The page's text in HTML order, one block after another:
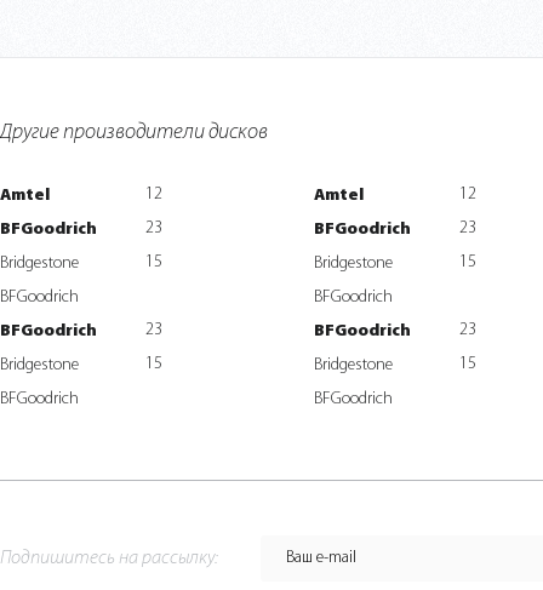
Другие производители дисков
Amtel
12
BFGoodrich
23
Bridgestone
15
BFGoodrich
BFGoodrich
23
Bridgestone
15
BFGoodrich
Amtel
12
BFGoodrich
23
Bridgestone
15
BFGoodrich
BFGoodrich
23
Bridgestone
15
BFGoodrich
Подпишитесь на рассылку: